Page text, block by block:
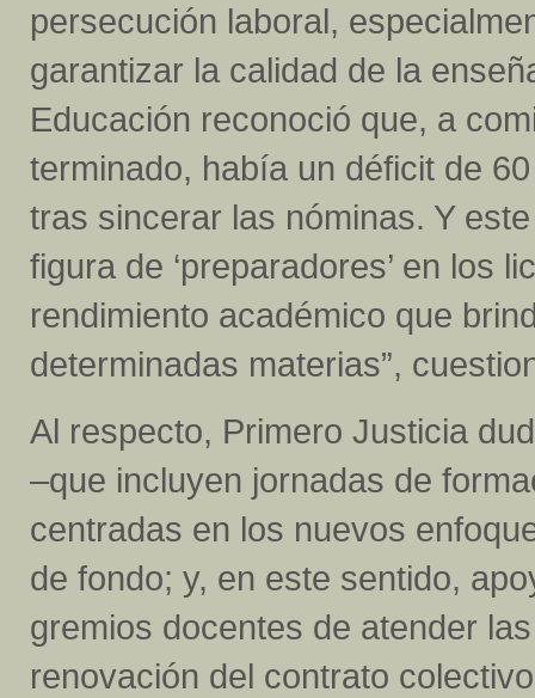
persecución laboral,
garantizar la calidad de la
Educación reconoció que, a
terminado, había un déficit de
tras sincerar las nóminas. Y
figura de ‘preparadores’ en los
rendimiento académico que
determinadas materias”,
Al respecto, Primero Justicia
–que incluyen jornadas de
centradas en los nuevos
de fondo; y, en este sentido,
gremios docentes de atender
renovación del contrato